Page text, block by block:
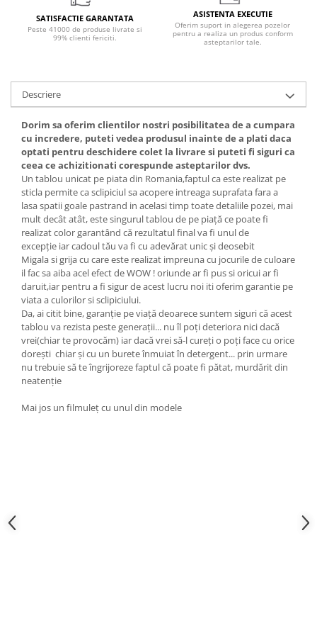
SATISFACTIE GARANTATA
Peste 41000 de produse livrate si
99% clienti fericiti.
ASISTENTA EXECUTIE
Oferim suport in alegerea pozelor
pentru a realiza un produs conform
asteptarilor tale.
Descriere
Dorim sa oferim clientilor nostri posibilitatea de a cumpara
cu incredere, puteti vedea produsul inainte de a plati daca
optati pentru deschidere colet la livrare si puteti fi siguri ca
ceea ce achizitionati corespunde asteptarilor dvs.
Un tablou unicat pe piata din Romania,faptul ca este realizat pe
sticla permite ca sclipiciul sa acopere intreaga suprafata fara a
lasa spatii goale pastrand in acelasi timp toate detaliile pozei, mai
mult decât atât, este singurul tablou de pe piață ce poate fi
realizat color garantând că rezultatul final va fi unul de
excepție iar cadoul tău va fi cu adevărat unic și deosebit
Migala si grija cu care este realizat impreuna cu jocurile de culoare
il fac sa aiba acel efect de WOW ! oriunde ar fi pus si oricui ar fi
daruit,iar pentru a fi sigur de acest lucru noi iti oferim garantie pe
viata a culorilor si sclipiciului.
Da, ai citit bine, garanție pe viață deoarece suntem siguri că acest
tablou va rezista peste generații... nu îl poți deteriora nici dacă
vrei(chiar te provocăm) iar dacă vrei să-l cureți o poți face cu orice
dorești chiar și cu un burete înmuiat în detergent... prin urmare
nu trebuie să te îngrijoreze faptul că poate fi pătat, murdărit din
neatenție
Mai jos un filmuleț cu unul din modele